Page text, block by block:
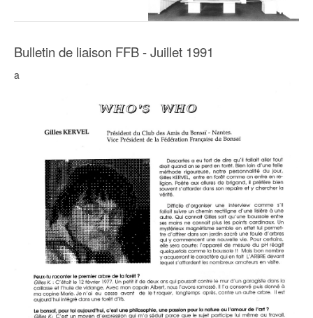
Bulletin de liaison FFB - Juillet 1991
a